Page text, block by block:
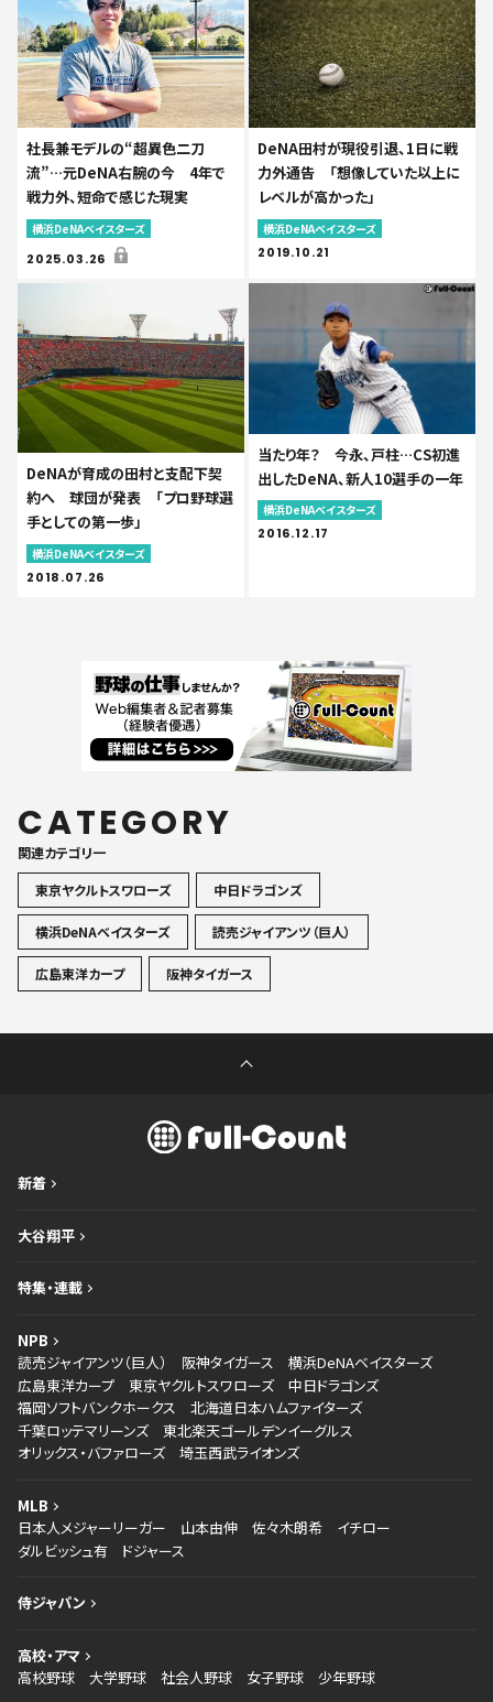
社長兼モデルの“超異色二刀
流”…元DeNA右腕の今 4年で
戦力外、短命で感じた現実
横浜DeNAベイスターズ
2025.03.26
DeNA田村が現役引退、1日に戦
力外通告 「想像していた以上に
レベルが高かった」
横浜DeNAベイスターズ
2019.10.21
DeNAが育成の田村と支配下契
約へ 球団が発表 「プロ野球選
手としての第一歩」
横浜DeNAベイスターズ
2018.07.26
当たり年？ 今永、戸柱…CS初進
出したDeNA、新人10選手の一年
横浜DeNAベイスターズ
2016.12.17
CATEGORY
関連カテゴリ一
東京ヤクルトスワローズ
中日ドラゴンズ
横浜DeNAベイスターズ 読売ジャイアンツ（巨人）
広島東洋カープ 阪神タイガース
新着
大谷翔平
特集・連載
NPB
読売ジャイアンツ（巨人）
阪神タイガース
横浜DeNAベイスターズ
広島東洋カープ
東京ヤクルトスワローズ
中日ドラゴンズ
福岡ソフトバンクホークス
北海道日本ハムファイターズ
千葉ロッテマリーンズ
東北楽天ゴールデンイーグルス
オリックス・バファローズ
埼玉西武ライオンズ
MLB
日本人メジャーリーガー
山本由伸 佐々木朗希
イチロー
ダルビッシュ有
ドジャース
侍ジャパン
高校・アマ
高校野球
大学野球 社会人野球 女子野球 少年野球